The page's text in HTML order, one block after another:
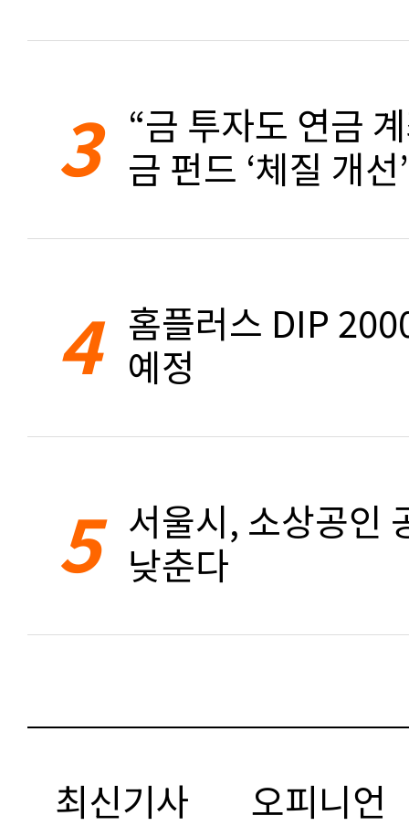
3 “금 투자도 연금
금 펀드 ‘체질 개선’
4 홈플러스 DIP
예정
5 서울시, 소상공인
낮춘다
최신기사 오피니언